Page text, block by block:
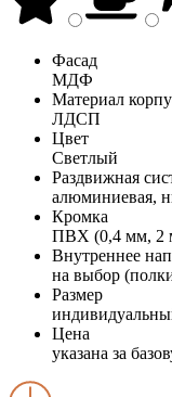
Фасад
МДФ
Материал
ЛДСП
Цвет
Светлый
Раздвижная
алюминиевая,
Кромка
ПВХ (0,4 мм, 2
Внутреннее
на выбор
Размер
Цена
указана за